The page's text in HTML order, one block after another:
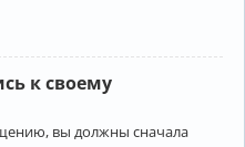
к своему
вы должны сначала